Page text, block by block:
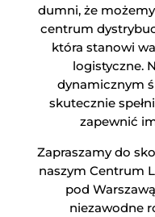
dumni, że
centrum
która stanowi
logistyczne.
dynamicznym
skutecznie
zapewnić
Zapraszamy do
naszym Centrum
pod
niezawodne